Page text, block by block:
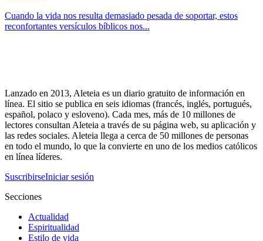
Cuando la vida nos resulta demasiado pesada de soportar, estos
reconfortantes versículos bíblicos nos...
Lanzado en 2013, Aleteia es un diario gratuito de información en
línea. El sitio se publica en seis idiomas (francés, inglés, portugués,
español, polaco y esloveno). Cada mes, más de 10 millones de
lectores consultan Aleteia a través de su página web, su aplicación y
las redes sociales. Aleteia llega a cerca de 50 millones de personas
en todo el mundo, lo que la convierte en uno de los medios católicos
en línea líderes.
SuscribirseIniciar sesión
Secciones
Actualidad
Espiritualidad
Estilo de vida